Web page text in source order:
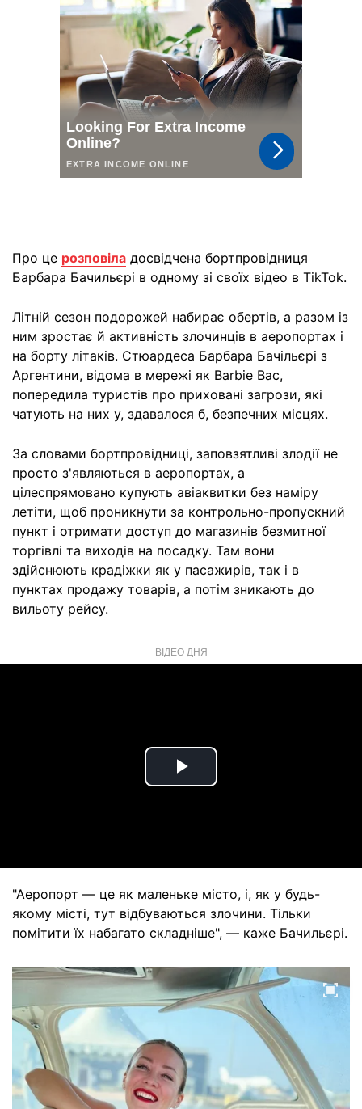
Про це розповіла досвідчена бортпровідниця
Барбара Бачильєрі в одному зі своїх відео в TikTok.
Літній сезон подорожей набирає обертів, а разом із
ним зростає й активність злочинців в аеропортах і
на борту літаків. Стюардеса Барбара Бачільєрі з
Аргентини, відома в мережі як Barbie Bac,
попередила туристів про приховані загрози, які
чатують на них у, здавалося б, безпечних місцях.
За словами бортпровідниці, заповзятливі злодії не
просто з'являються в аеропортах, а
цілеспрямовано купують авіаквитки без наміру
летіти, щоб проникнути за контрольно-пропускний
пункт і отримати доступ до магазинів безмитної
торгівлі та виходів на посадку. Там вони
здійснюють крадіжки як у пасажирів, так і в
пунктах продажу товарів, а потім зникають до
вильоту рейсу.
ВІДЕО ДНЯ
Play
"Аеропорт — це як маленьке місто, і, як у будь-
якому місті, тут відбуваються злочини. Тільки
помітити їх набагато складніше", — каже Бачильєрі.